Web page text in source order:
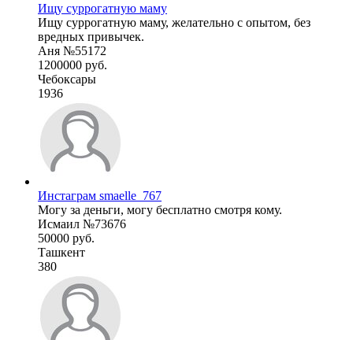
Ищу суррогатную маму
Ищу суррогатную маму, желательно с опытом, без
вредных привычек.
Аня №55172
1200000 руб.
Чебоксары
1936
Инстаграм smaelle_767
Могу за деньги, могу бесплатно смотря кому.
Исмаил №73676
50000 руб.
Ташкент
380